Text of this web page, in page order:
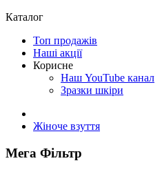
Каталог
Топ продажів
Наші акції
Корисне
Наш YouTube канал
Зразки шкіри
Жіноче взуття
Мега Фільтр